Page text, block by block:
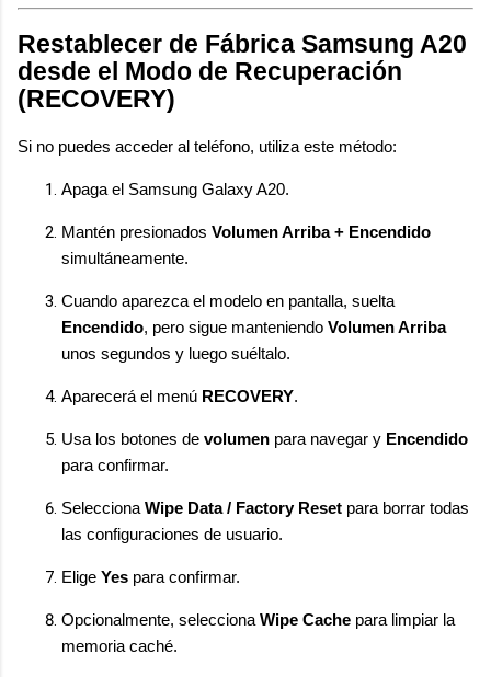
Restablecer de Fábrica Samsung A20
desde el Modo de Recuperación
(RECOVERY)
Si no puedes acceder al teléfono, utiliza este método:
Apaga el Samsung Galaxy A20.
Mantén presionados Volumen Arriba + Encendido
simultáneamente.
Cuando aparezca el modelo en pantalla, suelta
Encendido, pero sigue manteniendo Volumen Arriba
unos segundos y luego suéltalo.
Aparecerá el menú RECOVERY.
Usa los botones de volumen para navegar y Encendido
para confirmar.
Selecciona Wipe Data / Factory Reset para borrar todas
las configuraciones de usuario.
Elige Yes para confirmar.
Opcionalmente, selecciona Wipe Cache para limpiar la
memoria caché.